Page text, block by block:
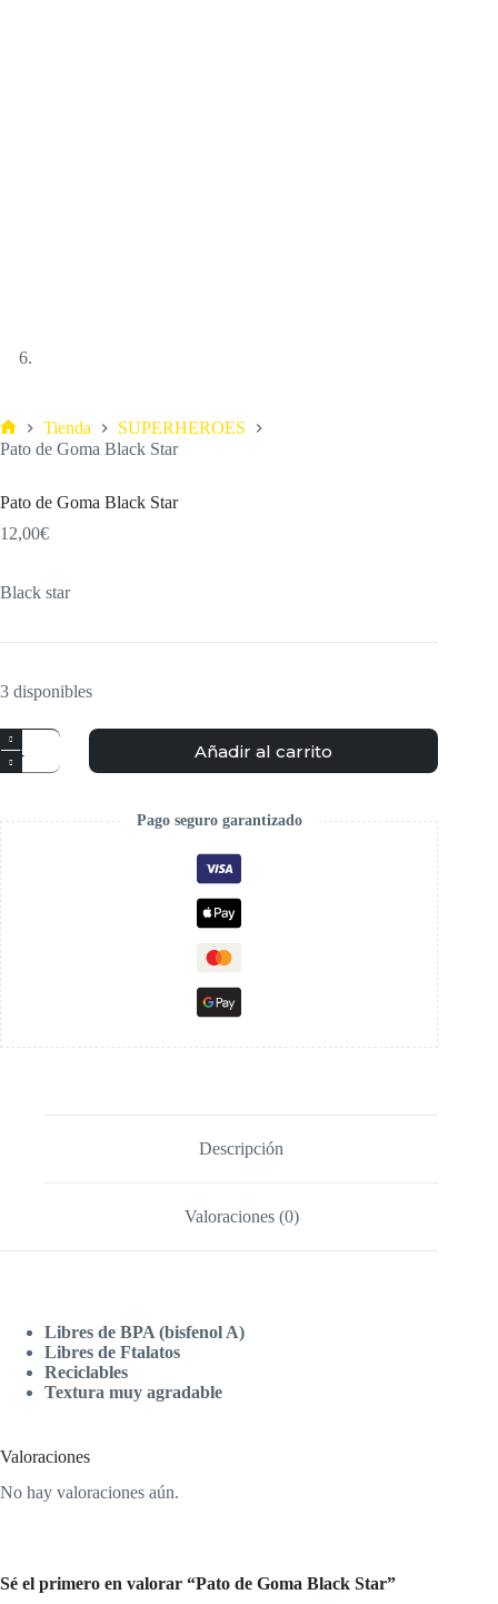
Tienda
SUPERHEROES
Pato de Goma Black Star
Pato de Goma Black Star
12,00€
Black star
3 disponibles
Añadir al carrito
Pago seguro garantizado
Descripción
Valoraciones (0)
Libres de BPA (bisfenol A)
Libres de Ftalatos
Reciclables
Textura muy agradable
Valoraciones
No hay valoraciones aún.
Sé el primero en valorar “Pato de Goma Black Star”